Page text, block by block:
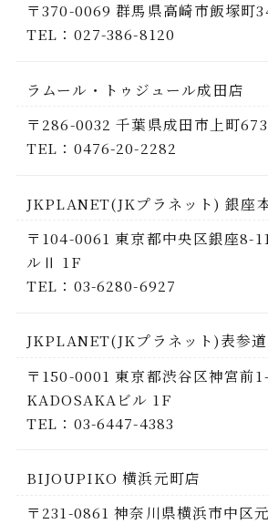
〒370-0069 群馬県高崎市飯塚町
TEL：027-386-8120
ラムール・トゥジュール成田店
〒286-0032 千葉県成田市上町
TEL：0476-20-2282
JKPLANET(JKプラネット) 銀座
〒104-0061 東京都中央区銀座8-
ルⅡ 1F
TEL：03-6280-6927
JKPLANET(JKプラネット)表参
〒150-0001 東京都渋谷区神宮前
KADOSAKAビル 1F
TEL：03-6447-4383
BIJOUPIKO 横浜元町店
〒231-0861 神奈川県横浜市中区